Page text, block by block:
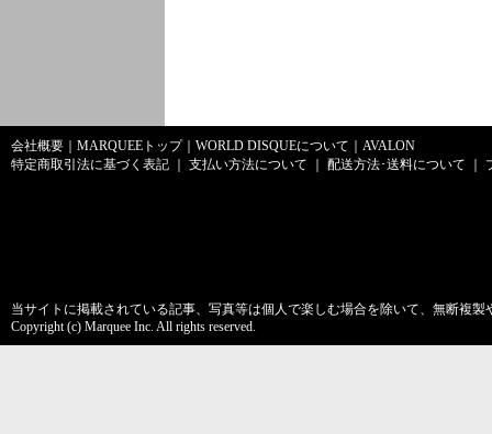
会社概要 MARQUEEトップ｜ WORLD DISQUEについて
AVALON
特定商取引法に基づく表記
支払い方法について 配送方法･送料について
当サイトに掲載されている記事、写真等は個人で楽しむ場合を除いて、無断複
Copyright (c) Marquee Inc. All rights reserved.